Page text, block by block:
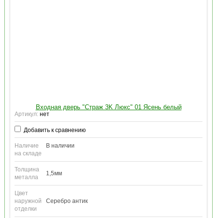
Входная дверь "Страж 3K Люкс" 01 Ясень белый
Артикул: нет
Добавить к сравнению
Наличие
на складе
В наличии
Толщина
металла
1,5мм
Цвет
наружной
отделки
Серебро антик